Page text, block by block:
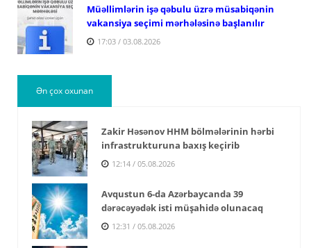
Müəllimlərin işə qəbulu üzrə müsabiqənin
vakansiya seçimi mərhələsinə başlanılır
17:03 / 03.08.2026
Ən çox oxunan
Zakir Həsənov HHM bölmələrinin hərbi
infrastrukturuna baxış keçirib
12:14 / 05.08.2026
Avqustun 6-da Azərbaycanda 39
dərəcəyədək isti müşahidə olunacaq
12:31 / 05.08.2026